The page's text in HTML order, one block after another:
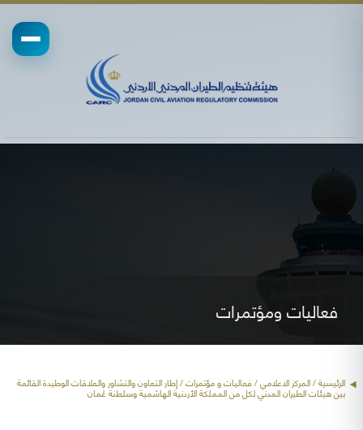
فعاليات ومؤتمرات
الرئيسية/ المركز الاعلامي /فعاليات و مؤتمرات/ إطار التعاون والتشاور والعلاقات الوطيدة القائمة
بين هيئات الطيران المدني لكل من المملكة الأردنية الهاشمية وسلطنة عُمان